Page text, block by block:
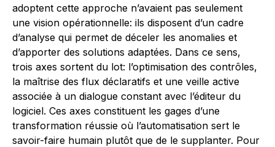
adoptent cette approche n’avaient pas seulement
une vision opérationnelle: ils disposent d’un cadre
d’analyse qui permet de déceler les anomalies et
d’apporter des solutions adaptées. Dans ce sens,
trois axes sortent du lot: l’optimisation des contrôles,
la maîtrise des flux déclaratifs et une veille active
associée à un dialogue constant avec l’éditeur du
logiciel. Ces axes constituent les gages d’une
transformation réussie où l’automatisation sert le
savoir-faire humain plutôt que de le supplanter. Pour